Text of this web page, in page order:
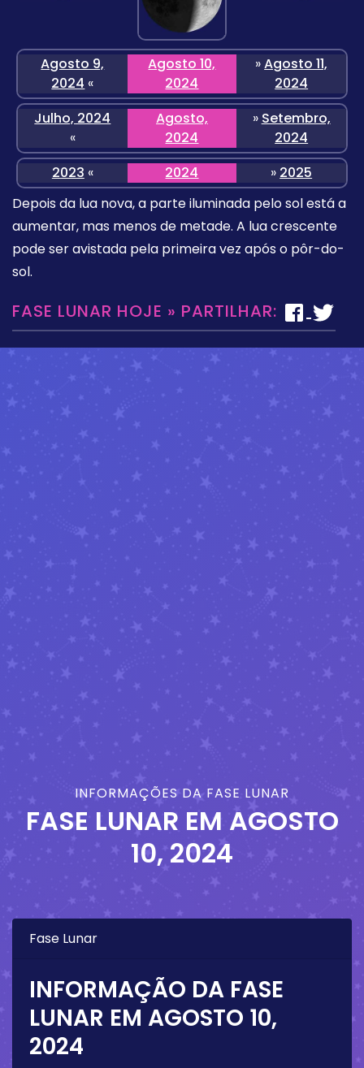
Agosto 9,
2024 «
Agosto 10,
2024
»Agosto 11,
2024
Julho, 2024
«
Agosto,
2024
» Setembro,
2024
2023 « 2024 » 2025
Depois da lua nova, a parte iluminada pelo sol está a
aumentar, mas menos de metade. A lua crescente
pode ser avistada pela primeira vez após o pôr-do-
sol.
FASE LUNAR HOJE » PARTILHAR:
INFORMAÇÕES DA FASE LUNAR
FASE LUNAR EM AGOSTO
10, 2024
Fase Lunar
INFORMAÇÃO DA FASE
LUNAR EM AGOSTO 10,
2024